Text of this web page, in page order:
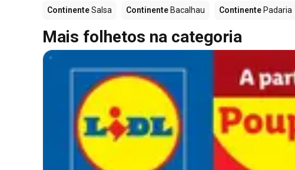
ContinenteSalsa Continente Bacalhau Continente Padaria
Mais folhetos na categoria